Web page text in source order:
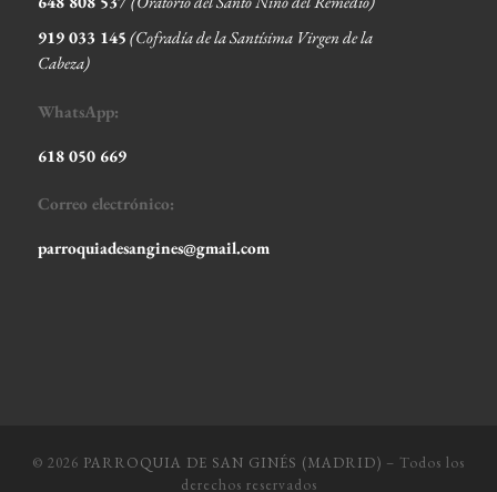
919 033 145 (Cofradía de la Santísima Virgen de la
Cabeza)
WhatsApp:
618 050 669
Correo electrónico:
parroquiadesangines@gmail.com
© 2026 PARROQUIA DE SAN GINÉS (MADRID) – Todos los
derechos reservados